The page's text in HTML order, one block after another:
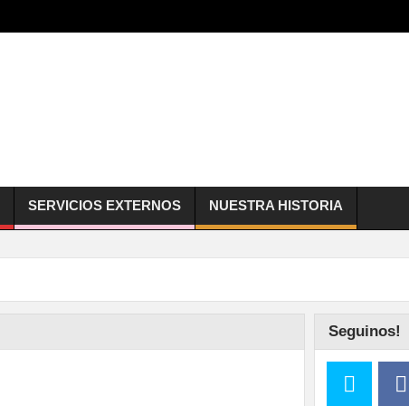
SERVICIOS EXTERNOS NUESTRA HISTORIA
Seguinos!